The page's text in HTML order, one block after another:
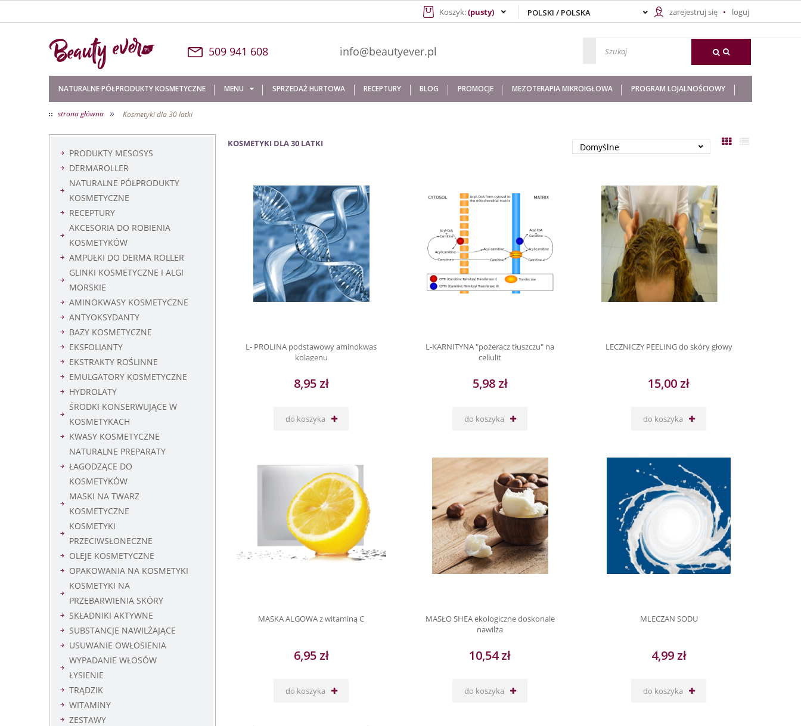
zarejestruj się loguj
Koszyk:(pusty)
509 941 608 info@beautyever.pl
NATURALNE PÓŁPRODUKTY KOSMETYCZNE MENU SPRZEDAŻ HURTOWA RECEPTURY BLOG PROMOCJE MEZOTERAPIA MIKROIGŁOWA PROGRAM LOJALNOŚCIOWY
O NAS KONTAKT
strona główna » Kosmetyki dla 30 latki
PRODUKTY MESOSYS
DERMAROLLER
NATURALNE PÓŁPRODUKTY
KOSMETYCZNE
RECEPTURY
AKCESORIA DO ROBIENIA
KOSMETYKÓW
AMPUŁKI DO DERMA ROLLER
GLINKI KOSMETYCZNE I ALGI
MORSKIE
AMINOKWASY KOSMETYCZNE
ANTYOKSYDANTY
BAZY KOSMETYCZNE
EKSFOLIANTY
EKSTRAKTY ROŚLINNE
EMULGATORY KOSMETYCZNE
HYDROLATY
ŚRODKI KONSERWUJĄCE W
KOSMETYKACH
KWASY KOSMETYCZNE
NATURALNE PREPARATY
ŁAGODZĄCE DO
KOSMETYKÓW
MASKI NA TWARZ
KOSMETYCZNE
KOSMETYKI
PRZECIWSŁONECZNE
OLEJE KOSMETYCZNE
OPAKOWANIA NA KOSMETYKI
KOSMETYKI NA
PRZEBARWIENIA SKÓRY
SKŁADNIKI AKTYWNE
SUBSTANCJE NAWILŻAJĄCE
USUWANIE OWŁOSIENIA
WYPADANIE WŁOSÓW
ŁYSIENIE
TRĄDZIK
WITAMINY
ZESTAWY
KOSMETYKI DLA 30 LATKI
L- PROLINA podstawowy aminokwas
kolagenu
8,95 zł
do koszyka
L-KARNITYNA "pożeracz tłuszczu" na
cellulit
5,98 zł
do koszyka
LECZNICZY PEELING do skóry głowy
15,00 zł
do koszyka
MASKA ALGOWA z witaminą C
6,95 zł
do koszyka
MASŁO SHEA ekologiczne doskonale
nawilża
10,54 zł
do koszyka
MLECZAN SODU
4,99 zł
do koszyka